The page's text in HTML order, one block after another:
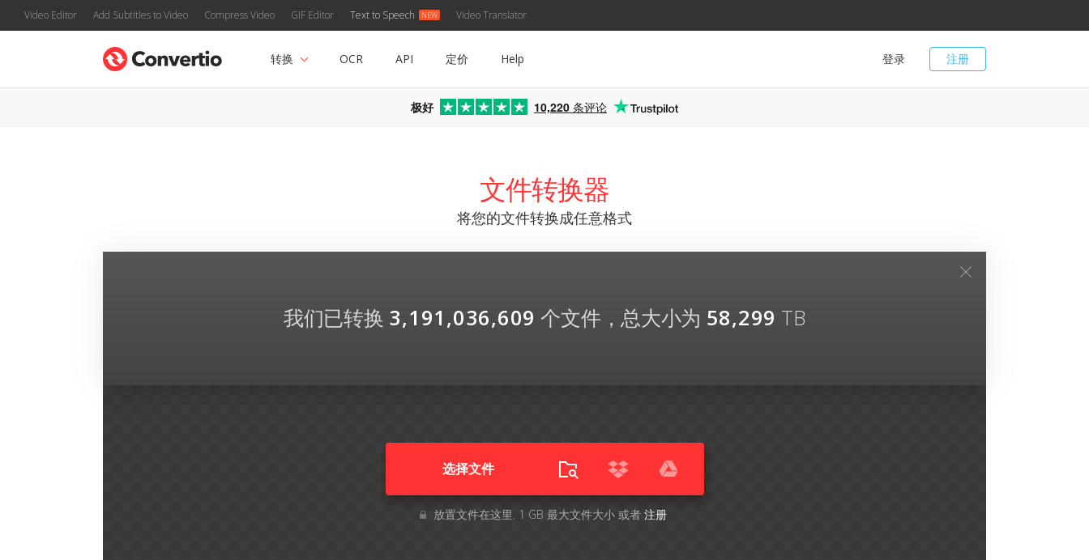
Video Editor Add Subtitles to Video Compress Video GIF Editor Text to Speech Video Translator
注册
登录
转换 OCR API 定价 Help
极好 10,220 条评论
文件转换器
将您的文件转换成任意格式
我们已转换 3,191,036,609 个文件，总大小为 58,299 TB
选择文件
放置文件在这里. 1 GB 最大文件大小 或者 注册